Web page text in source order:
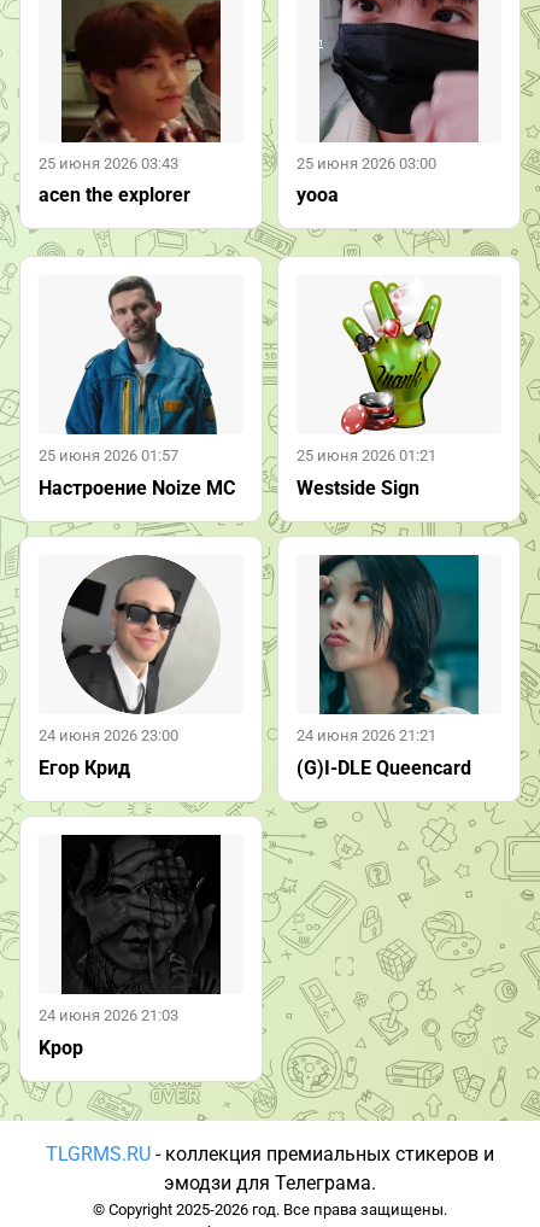
25 июня 2026 03:43
acen the explorer
25 июня 2026 03:00
yooa
25 июня 2026 01:57
Настроение Noize MC
25 июня 2026 01:21
Westside Sign
24 июня 2026 23:00
Егор Крид
24 июня 2026 21:21
(G)I-DLE Queencard
24 июня 2026 21:03
Kpop
TLGRMS.RU - коллекция премиальных стикеров и
эмодзи для Телеграма.
© Copyright 2025-2026 год. Все права защищены.